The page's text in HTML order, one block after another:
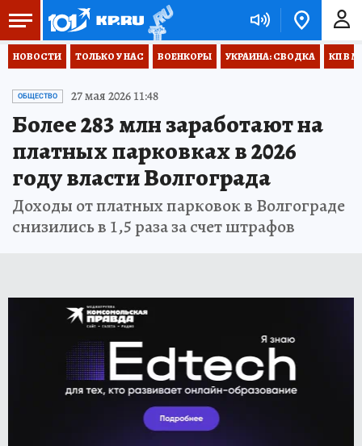
НОВОСТИ ТОЛЬКО У НАС ВОЕНКОРЫ УКРАИНА: СВОДКА КП В
ОБЩЕСТВО 27 мая 2026 11:48
Более 283 млн заработают на
платных парковках в 2026
году власти Волгограда
Доходы от платных парковок в Волгограде
снизились в 1,5 раза за счет штрафов